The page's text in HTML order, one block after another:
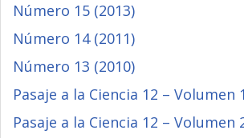
Número 15 (2013)
Número 14 (2011)
Número 13 (2010)
Pasaje a la Ciencia 12 – Volumen
Pasaje a la Ciencia 12 – Volumen